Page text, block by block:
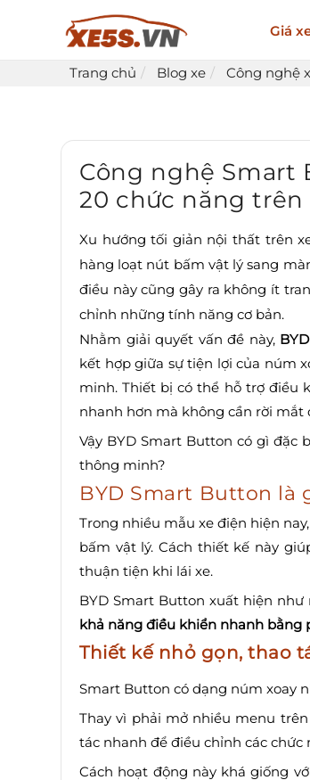
Giá
Trang chủ Blog xe Công nghệ
Công nghệ Smart
20 chức năng
Xu hướng tối giản nội thất trên
hàng loạt nút bấm vật lý sang
điều này cũng gây ra không ít
chỉnh những tính năng cơ bản.
Nhằm giải quyết vấn đề này,
kết hợp giữa sự tiện lợi của núm
minh. Thiết bị có thể hỗ trợ điều
nhanh hơn mà không cần rời mắt
Vậy BYD Smart Button có gì đặc
thông minh?
BYD Smart Button là
Trong nhiều mẫu xe điện hiện
bấm vật lý. Cách thiết kế này
thuận tiện khi lái xe.
BYD Smart Button xuất hiện
khả năng điều khiển nhanh bằng
Thiết kế nhỏ gọn, thao
Smart Button có dạng núm xoay
Thay vì phải mở nhiều menu
tác nhanh để điều chỉnh các
Cách hoạt động này khá giống